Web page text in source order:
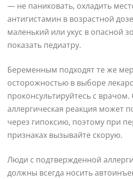
— не паниковать, охладить
антигистамин в возрастной
маленький или укус в опасной
показать педиатру.
Беременным подходят те же
осторожностью в выборе
проконсультируйтесь с врачом.
аллергическая реакция может
через гипоксию, поэтому при
признаках вызывайте скорую.
Люди с подтвержденной
должны всегда носить